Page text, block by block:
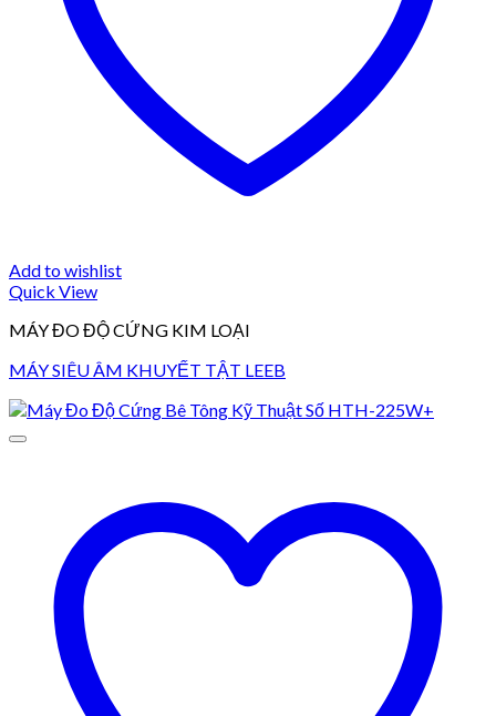
Add to wishlist
Quick View
MÁY ĐO ĐỘ CỨNG KIM LOẠI
MÁY SIÊU ÂM KHUYẾT TẬT LEEB